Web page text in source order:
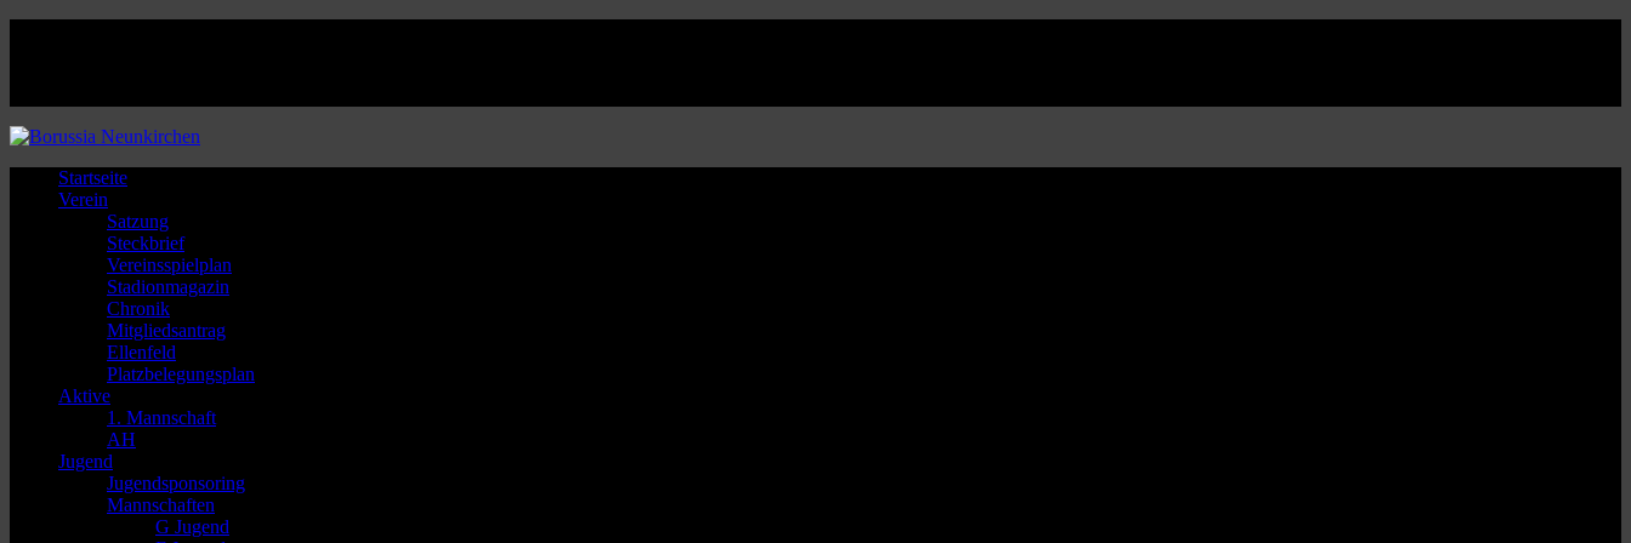
Startseite
Verein
Satzung
Steckbrief
Vereinsspielplan
Stadionmagazin
Chronik
Mitgliedsantrag
Ellenfeld
Platzbelegungsplan
Aktive
1. Mannschaft
AH
Jugend
Jugendsponsoring
Mannschaften
G Jugend